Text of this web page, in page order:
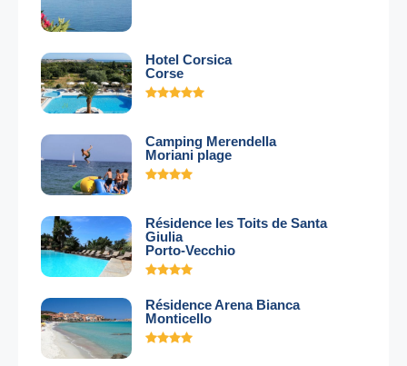
Hotel Corsica
Corse
Camping Merendella
Moriani plage
Résidence les Toits de Santa
Giulia
Porto-Vecchio
Résidence Arena Bianca
Monticello